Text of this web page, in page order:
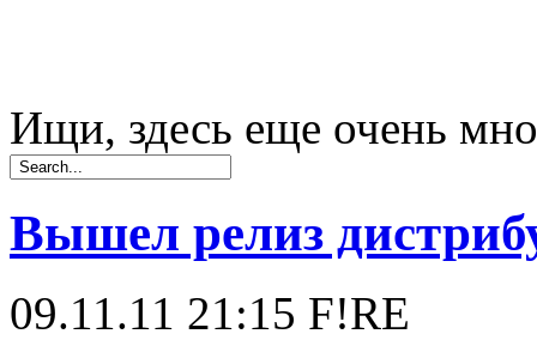
Ищи, здесь еще очень
Вышел релиз
09.11.11 21:15 F!RE